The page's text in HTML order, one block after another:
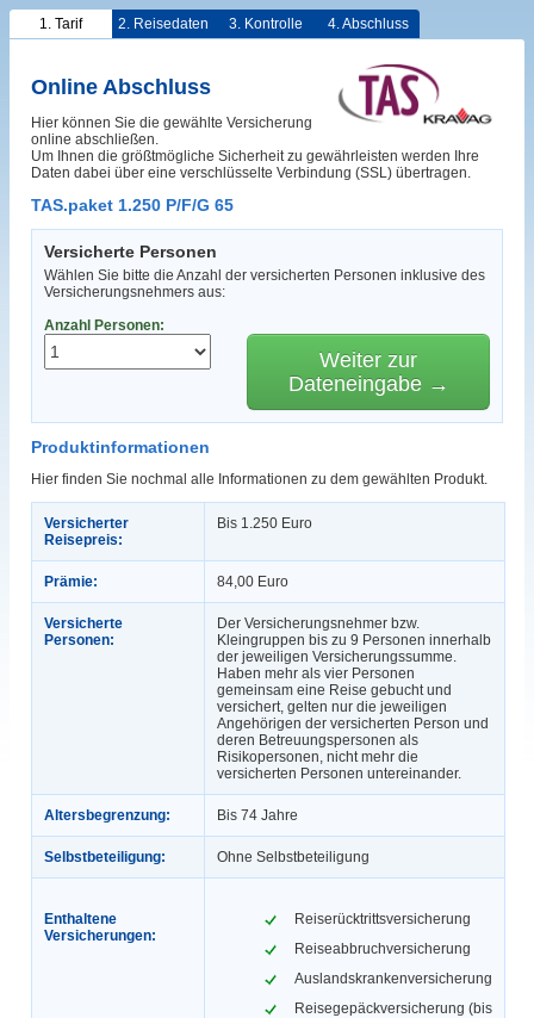
1. Tarif 2. Reisedaten 3. Kontrolle 4. Abschluss
Online Abschluss
Hier können Sie die gewählte Versicherung
online abschließen.
Um Ihnen die größtmögliche Sicherheit zu gewährleisten werden Ihre
Daten dabei über eine verschlüsselte Verbindung (SSL) übertragen.
TAS.paket 1.250 P/F/G 65
Versicherte Personen
Wählen Sie bitte die Anzahl der versicherten Personen inklusive des
Versicherungsnehmers aus:
Anzahl Personen:
Weiter zur
Dateneingabe →
Produktinformationen
Hier finden Sie nochmal alle Informationen zu dem gewählten Produkt.
Versicherter
Reisepreis:
Bis 1.250 Euro
Prämie: 84,00 Euro
Versicherte
Personen:
Der Versicherungsnehmer bzw.
Kleingruppen bis zu 9 Personen innerhalb
der jeweiligen Versicherungssumme.
Haben mehr als vier Personen
gemeinsam eine Reise gebucht und
versichert, gelten nur die jeweiligen
Angehörigen der versicherten Person und
deren Betreuungspersonen als
Risikopersonen, nicht mehr die
versicherten Personen untereinander.
Altersbegrenzung: Bis 74 Jahre
Selbstbeteiligung: Ohne Selbstbeteiligung
Enthaltene
Versicherungen:
Reiserücktrittsversicherung
Reiseabbruchversicherung
Auslandskrankenversicherung
Reisegepäckversicherung (bis